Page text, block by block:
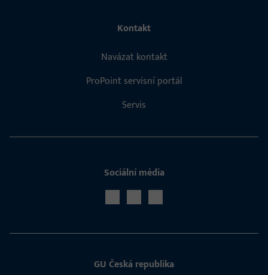
Kontakt
Navázat kontakt
ProPoint servisní portál
Servis
Sociální média
GU Česká republika